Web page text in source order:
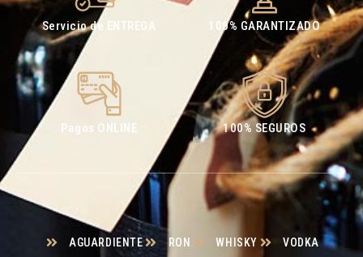
Servicio de ENTREGA 100% GARANTIZADO
Pagos ONLINE 100% SEGUROS
AGUARDIENTE RON WHISKY VODKA